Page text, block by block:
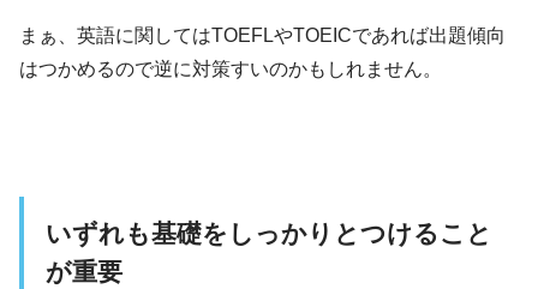
まぁ、英語に関してはTOEFLやTOEICであれば出題傾向
はつかめるので逆に対策すいのかもしれません。
いずれも基礎をしっかりとつけること
が重要